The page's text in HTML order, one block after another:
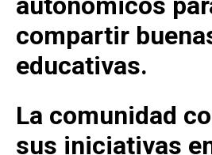
compartir
educativas.
La comunidad
sus iniciativas